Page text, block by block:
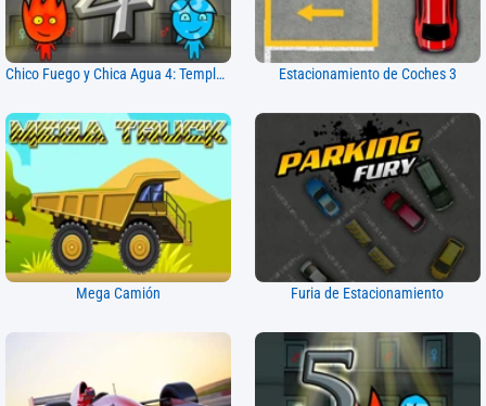
Chico Fuego y Chica Agua 4: Templo de Cristal Estacionamiento de Coches 3
Mega Camión Furia de Estacionamiento